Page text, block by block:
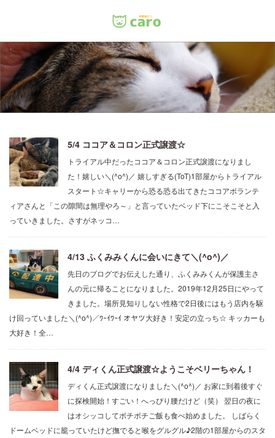
5/4 ココア＆コロン正式譲渡☆
トライアル中だったココア＆コロン正式譲渡になりまし
た！嬉しい＼(^o^)／ 嬉しすぎる(ToT)1部屋からトライアル
スタート☆キャリーから恐る恐る出てきたココアボランテ
ィアさんと「この隙間は無理やろ～」と言っていたベッド下にこそこそと入
っていきました。さすがネッコ…
4/13 ふくみみくんに会いにきて＼(^o^)／
先日のブログでお伝えした通り、ふくみみくんが保護主さ
んの元に帰ることになりました。2019年12月25日にやって
きました。場所見知りしない性格で2日後にはもう店内を駆
け回っていました＼(^o^)／ﾜｰｲﾜｰｲ オヤツ大好き！安定の立っち☆ キッカーも
大好き！全…
4/4 ディくん正式譲渡☆ようこそベリーちゃん！
ディくん正式譲渡になりました＼(^o^)／ お家に到着後すぐ
に探検開始！すごい！へっぴり腰だけど（笑） 翌日の夜に
はオシッコしてボチボチご飯も食べ始めました。 しばらく
ドームベッドに籠っていたけど撫でると喉をグルグル♪2階の1部屋からのスタ
Menu
ホーム
料金
里親について
店舗情報